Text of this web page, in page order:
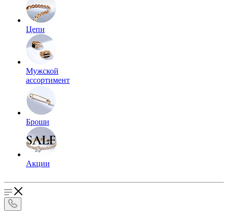
Цепи
Мужской
ассортимент
Броши
Акции